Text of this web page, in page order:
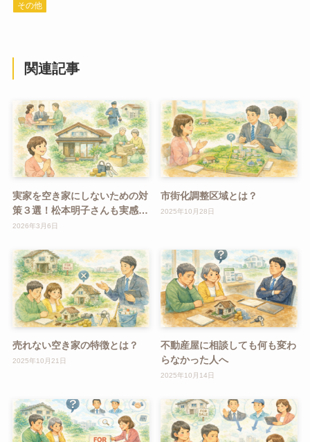
その他
関連記事
実家を空き家にしないための対
策３選！松本明子さんも実感し
た「早めの対策」の重要性
2026年3月6日
市街化調整区域とは？
2025年10月28日
売れない空き家の特徴とは？
2025年10月21日
不動産屋に相談しても何も変わ
らなかった人へ
2025年10月14日